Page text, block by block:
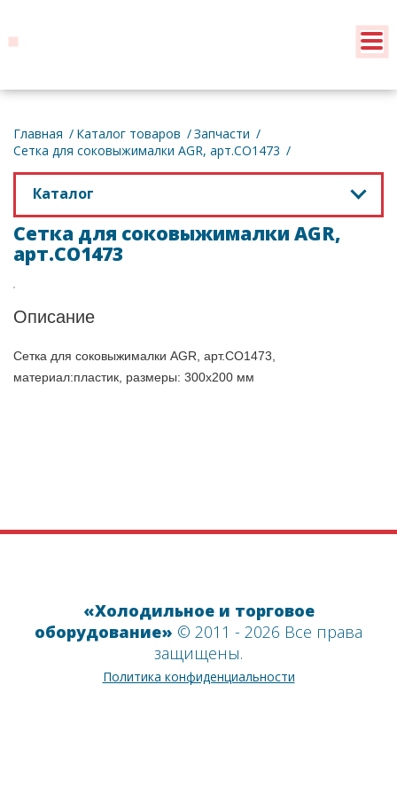
Главная Каталог товаров
Запчасти
Сетка для соковыжималки AGR, арт.CO1473
Каталог
Сетка для соковыжималки AGR,
арт.CO1473
Описание
Сетка для соковыжималки AGR, арт.CO1473,
материал:пластик, размеры: 300х200 мм
«Холодильное и торговое
оборудование» © 2011 - 2026 Все права
защищены.
Политика конфиденциальности